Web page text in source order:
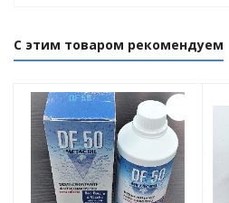
С этим товаром рекомендуем